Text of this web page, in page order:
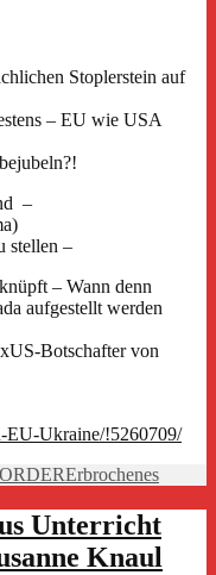
Stoplerstein auf
– EU wie USA
–
stellen –
– Wann denn
aufgestellt werden
Botschafter von
EU-Ukraine/!5260709/
Kategorien
Erbrochenes
Unterricht
Knaul